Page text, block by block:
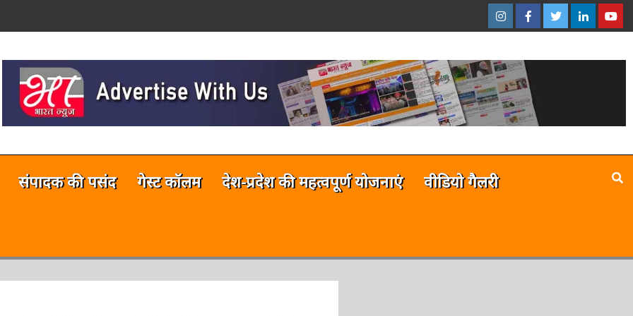
इंस्टाग्राम
ऑनलाईन
भारत
न्यूज़
फेसबुक
ऑनलाईन
भारत
न्यूज़
ट्विटर
ऑनलाईन
ऑनलाईन
न्यूज़
यू-
–
संपादक की पसंद गेस्ट कॉलम देश-प्रदेश की महत्वपूर्ण योजनाएं वीडियो गैलरी
ऑनलाईन भारत न्यूज़ अभी टेस्टिंग फेज में है